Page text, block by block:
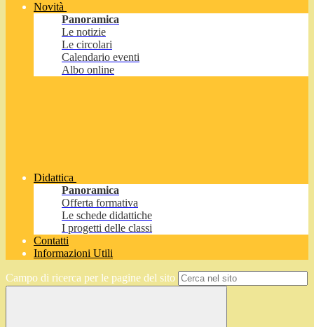
Novità
Panoramica
Le notizie
Le circolari
Calendario eventi
Albo online
Didattica
Panoramica
Offerta formativa
Le schede didattiche
I progetti delle classi
Contatti
Informazioni Utili
Campo di ricerca per le pagine del sito